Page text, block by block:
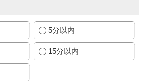
5分以内
15分以内